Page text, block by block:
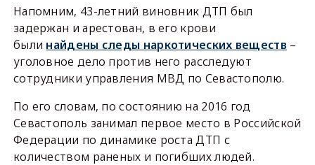
Напомним, 43-летний виновник ДТП был
задержан и арестован, в его крови
были найдены следы наркотических веществ –
уголовное дело против него расследуют
сотрудники управления МВД по Севастополю.
По его словам, по состоянию на 2016 год
Севастополь занимал первое место в Российской
Федерации по динамике роста ДТП с
количеством раненых и погибших людей.